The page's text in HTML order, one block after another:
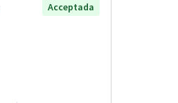
Acceptada